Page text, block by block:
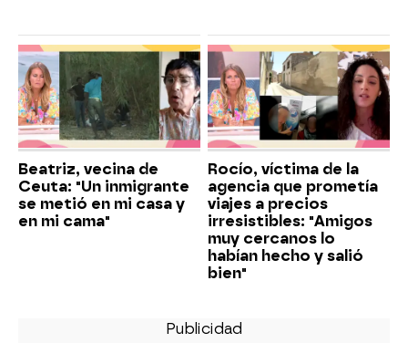
Beatriz, vecina de
Ceuta: "Un inmigrante
se metió en mi casa y
en mi cama"
Rocío, víctima de la
agencia que prometía
viajes a precios
irresistibles: "Amigos
muy cercanos lo
habían hecho y salió
bien"